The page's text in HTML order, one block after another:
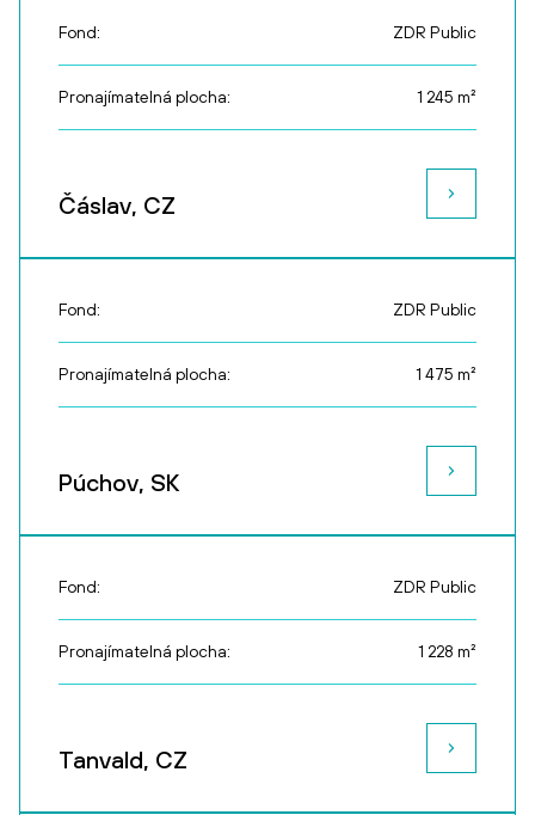
Fond: ZDR Public
Pronajímatelná plocha: 1 245 m²
Čáslav, CZ
Fond: ZDR Public
Pronajímatelná plocha: 1 475 m²
Púchov, SK
Fond: ZDR Public
Pronajímatelná plocha: 1 228 m²
Tanvald, CZ